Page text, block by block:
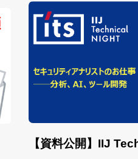
【資料公開】IIJ